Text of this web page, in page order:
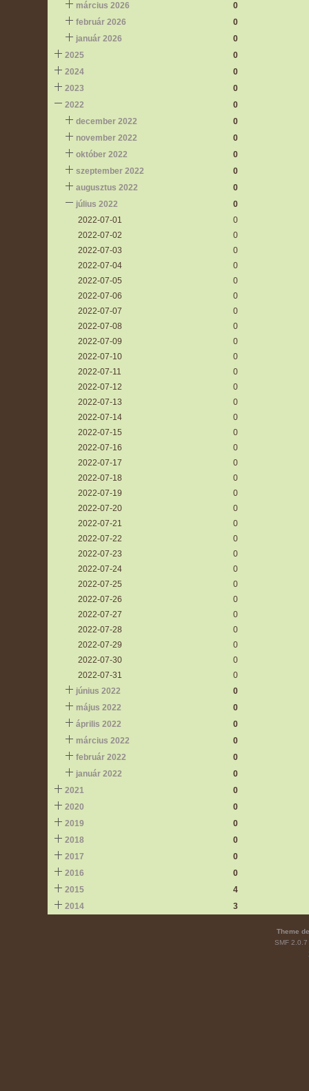
március 2026
0
február 2026
0
január 2026
0
2025
0
2024
0
2023
0
2022
0
december 2022
0
november 2022
0
október 2022
0
szeptember 2022
0
augusztus 2022
0
július 2022
0
2022-07-01
0
2022-07-02
0
2022-07-03
0
2022-07-04
0
2022-07-05
0
2022-07-06
0
2022-07-07
0
2022-07-08
0
2022-07-09
0
2022-07-10
0
2022-07-11
0
2022-07-12
0
2022-07-13
0
2022-07-14
0
2022-07-15
0
2022-07-16
0
2022-07-17
0
2022-07-18
0
2022-07-19
0
2022-07-20
0
2022-07-21
0
2022-07-22
0
2022-07-23
0
2022-07-24
0
2022-07-25
0
2022-07-26
0
2022-07-27
0
2022-07-28
0
2022-07-29
0
2022-07-30
0
2022-07-31
0
június 2022
0
május 2022
0
április 2022
0
március 2022
0
február 2022
0
január 2022
0
2021
0
2020
0
2019
0
2018
0
2017
0
2016
0
2015
4
2014
3
Theme
SMF 2.0.7